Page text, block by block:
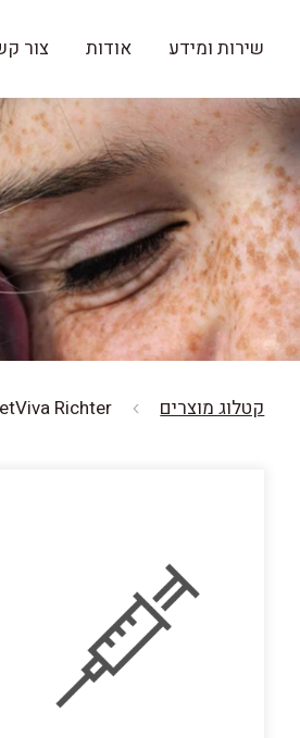
שירות ומידע אודות צור
קטלוג מוצרים Richter